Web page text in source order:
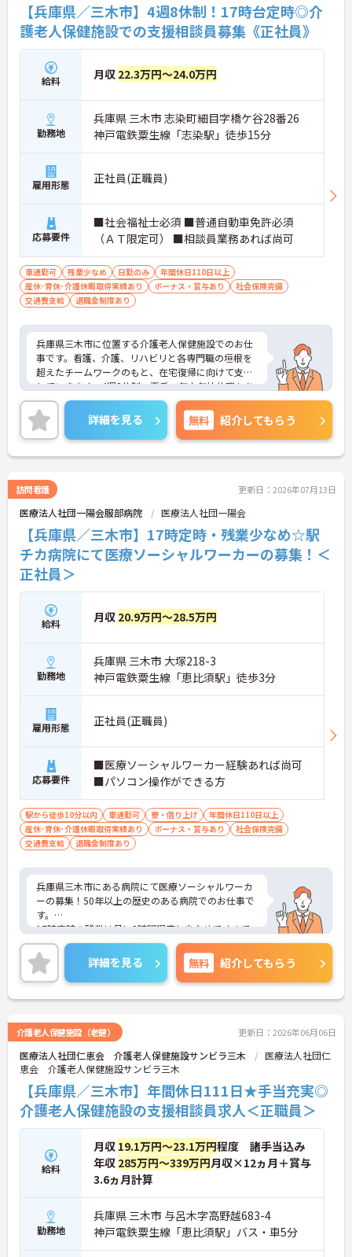
【兵庫県／三木市】4週8休制！17時台定時◎介
護老人保健施設での支援相談員募集《正社員》
給料 月収 22.3万円～24.0万円
勤務地
兵庫県 三木市 志染町細目字橋ケ谷28番26
神戸電鉄粟生線「志染駅」徒歩15分
雇用形態 正社員(正職員)
応募要件
■社会福祉士必須 ■普通自動車免許必須
（ＡＴ限定可） ■相談員業務あれば尚可
車通勤可 残業少なめ 日勤のみ
年間休日110日以上
産休･育休･介護休暇取得実績あり
ボーナス・賞与あり
社会保険完備
交通費支給
退職金制度あり
兵庫県三木市に位置する介護老人保健施設でのお仕
事です。看護、介護、リハビリと各専門職の垣根を
超えたチームワークのもと、在宅復帰に向けて支援
していきます。4週8休制、夏季・年末年始休暇もあ
り、リフレッシュしながら働けます。ご興味のある
方には、面接対策ポイントなど、さらに詳細をお話
ししますのでお気軽にご相談ください！
詳細を見る 無料 紹介してもらう
訪問看護 更新日：2026年07月13日
医療法人社団一陽会服部病院 医療法人社団一陽会
【兵庫県／三木市】17時定時・残業少なめ☆駅
チカ病院にて医療ソーシャルワーカーの募集！＜
正社員＞
給料 月収 20.9万円～28.5万円
勤務地
兵庫県 三木市 大塚218-3
神戸電鉄粟生線「恵比須駅」徒歩3分
雇用形態 正社員(正職員)
応募要件
■医療ソーシャルワーカー経験あれば尚可
■パソコン操作ができる方
駅から徒歩10分以内 車通勤可 寮・借り上げ
年間休日110日以上
産休･育休･介護休暇取得実績あり
ボーナス・賞与あり
社会保険完備
交通費支給
退職金制度あり
兵庫県三木市にある病院にて医療ソーシャルワーカ
ーの募集！50年以上の歴史のある病院でのお仕事で
す。
17時定時の残業は月に2時間程度と少なめですので
プライベートの時間を大切にしていただけます♪最
寄り駅より徒歩圏内と好立地にあるので、通勤のス
トレスが少ないのも嬉しいポイントです。
ご興味のある方には、面接対策ポイントなど、さら
に詳細をお話しいたしますのでお気軽にご相談くだ
詳細を見る 無料 紹介してもらう
介護老人保健施設（老健） 更新日：2026年06月06日
医療法人社団仁恵会 介護老人保健施設サンビラ三木
医療法人社団仁
恵会 介護老人保健施設サンビラ三木
【兵庫県／三木市】年間休日111日★手当充実◎
介護老人保健施設の支援相談員求人＜正職員＞
給料
月収 19.1万円～23.1万円程度 諸手当込み
年収 285万円～339万円月収×12ヵ月＋賞与
3.6ヵ月計算
勤務地
兵庫県 三木市 与呂木字高野越683-4
神戸電鉄粟生線「恵比須駅」バス・車5分